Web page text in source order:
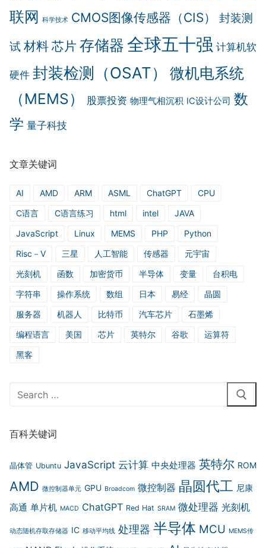
联网 科学技术 CMOS图像传感器（CIS） 封装测
试 材料 芯片 存储器 全球五十强 计算机软
硬件 封装检测（OSAT）
微机电系统
（MEMS）
股票投资 物理气相沉积 IC设计公司 数
学 量子科技
文章关键词
AI AMD ARM ASML ChatGPT
CPU
C语言
C语言练习 html intel
JAVA
JavaScript
Linux MEMS PHP
Python
Risc－V
三星 人工智能 传感器
元宇宙
光刻机
函数 加密货币 半导体 变量
台积电
字符串
操作系统 数组 日本 易经
晶圆
服务器
机器人 比特币 汽车芯片
石墨烯
编程语言
美国 芯片 英特尔 谷歌
运算符
黑客
Search
百科关键词
晶体管 Ubuntu JavaScript 云计算 中央处理器 英特尔 ROM
AMD 微控制器单元 GPU Broadcom 微控制器 晶圆代工 尼康
高通 单片机 MACD ChatGPT Red Hat SRAM 微处理器 光刻机
动态随机存取存储器 IC 移动平均线 处理器 半导体 MCU MEMS传